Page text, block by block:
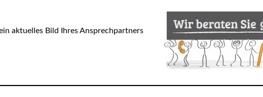
aktuelles Bild Ihres Ansprechpartners